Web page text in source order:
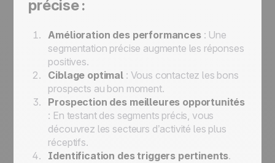
précise :
Amélioration des performances: Une
segmentation précise augmente les réponses
positives.
Ciblage optimal : Vous contactez les bons
prospects au bon moment.
Prospection des meilleures opportunités
: En testant des segments précis, vous
découvrez les secteurs d’activité les plus
réceptifs.
Identification des triggers pertinents.